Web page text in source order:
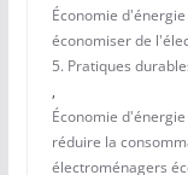
Économie
économiser de
5. Pratiques
,
Économie
réduire la
électroménagers